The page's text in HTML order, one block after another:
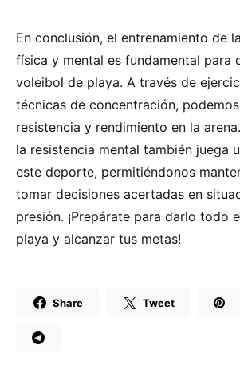
En conclusión, el entrenamiento de
física y mental es fundamental para
voleibol de playa. A través de
técnicas de concentración,
resistencia y rendimiento en la
la resistencia mental también juega
este deporte, permitiéndonos
tomar decisiones acertadas en
presión. ¡Prepárate para darlo todo
playa y alcanzar tus metas!
Share Tweet